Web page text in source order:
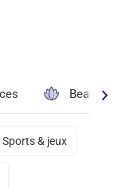
Beauté
Sports & jeux